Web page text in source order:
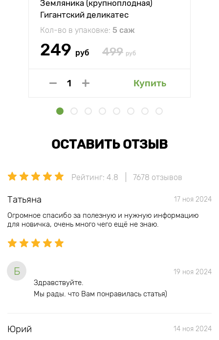
Земляника (крупноплодная)
Гигантский деликатес
Кол-во в упаковке: 5 саж
249 руб 499 руб
Купить
ОСТАВИТЬ ОТЗЫВ
Рейтинг: 4.8 7678 отзывов
Татьяна 17 ноя 2024
Огромное спасибо за полезную и нужную информацию
для новичка, очень много чего ещё не знаю.
Б 19 ноя 2024
Здравствуйте.
Мы рады. что Вам понравилась статья)
Юрий 14 ноя 2024